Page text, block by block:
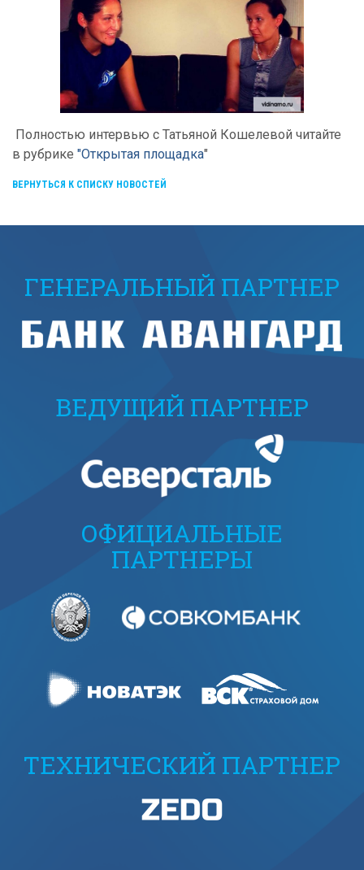
Полностью интервью с Татьяной Кошелевой читайте
в рубрике "Открытая площадка"
ВЕРНУТЬСЯ К СПИСКУ НОВОСТЕЙ
ГЕНЕРАЛЬНЫЙ ПАРТНЕР
ВЕДУЩИЙ ПАРТНЕР
ОФИЦИАЛЬНЫЕ
ПАРТНЕРЫ
ТЕХНИЧЕСКИЙ ПАРТНЕР